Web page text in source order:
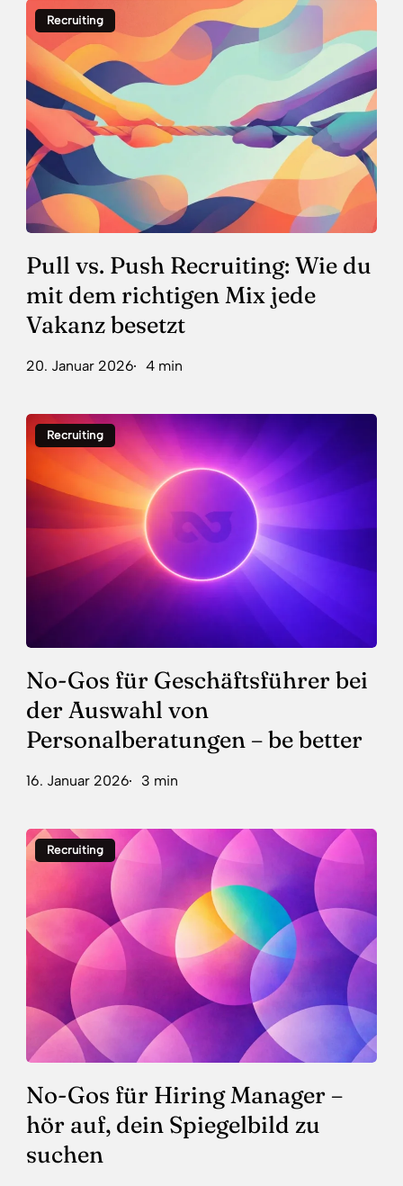
Push
Recruiting:
Wie
du
mit
dem
richtigen
Mix
jede
Vakanz
Recruiting
Pull vs. Push Recruiting: Wie du
mit dem richtigen Mix jede
Vakanz besetzt
20. Januar 2026 4 min
No-
Geschäftsführer
der
von
Personalberatungen
be
better
Recruiting
No-Gos für Geschäftsführer bei
der Auswahl von
Personalberatungen – be better
16. Januar 2026 3 min
No-
Spiegelbild
zu
suchen
Recruiting
No-Gos für Hiring Manager –
hör auf, dein Spiegelbild zu
suchen